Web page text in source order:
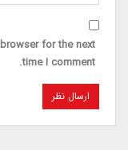
for the next
time I comment.